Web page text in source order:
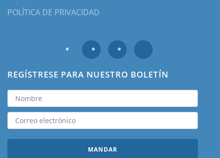
POLÍTICA DE PRIVACIDAD
REGÍSTRESE PARA NUESTRO BOLETÍN
MANDAR